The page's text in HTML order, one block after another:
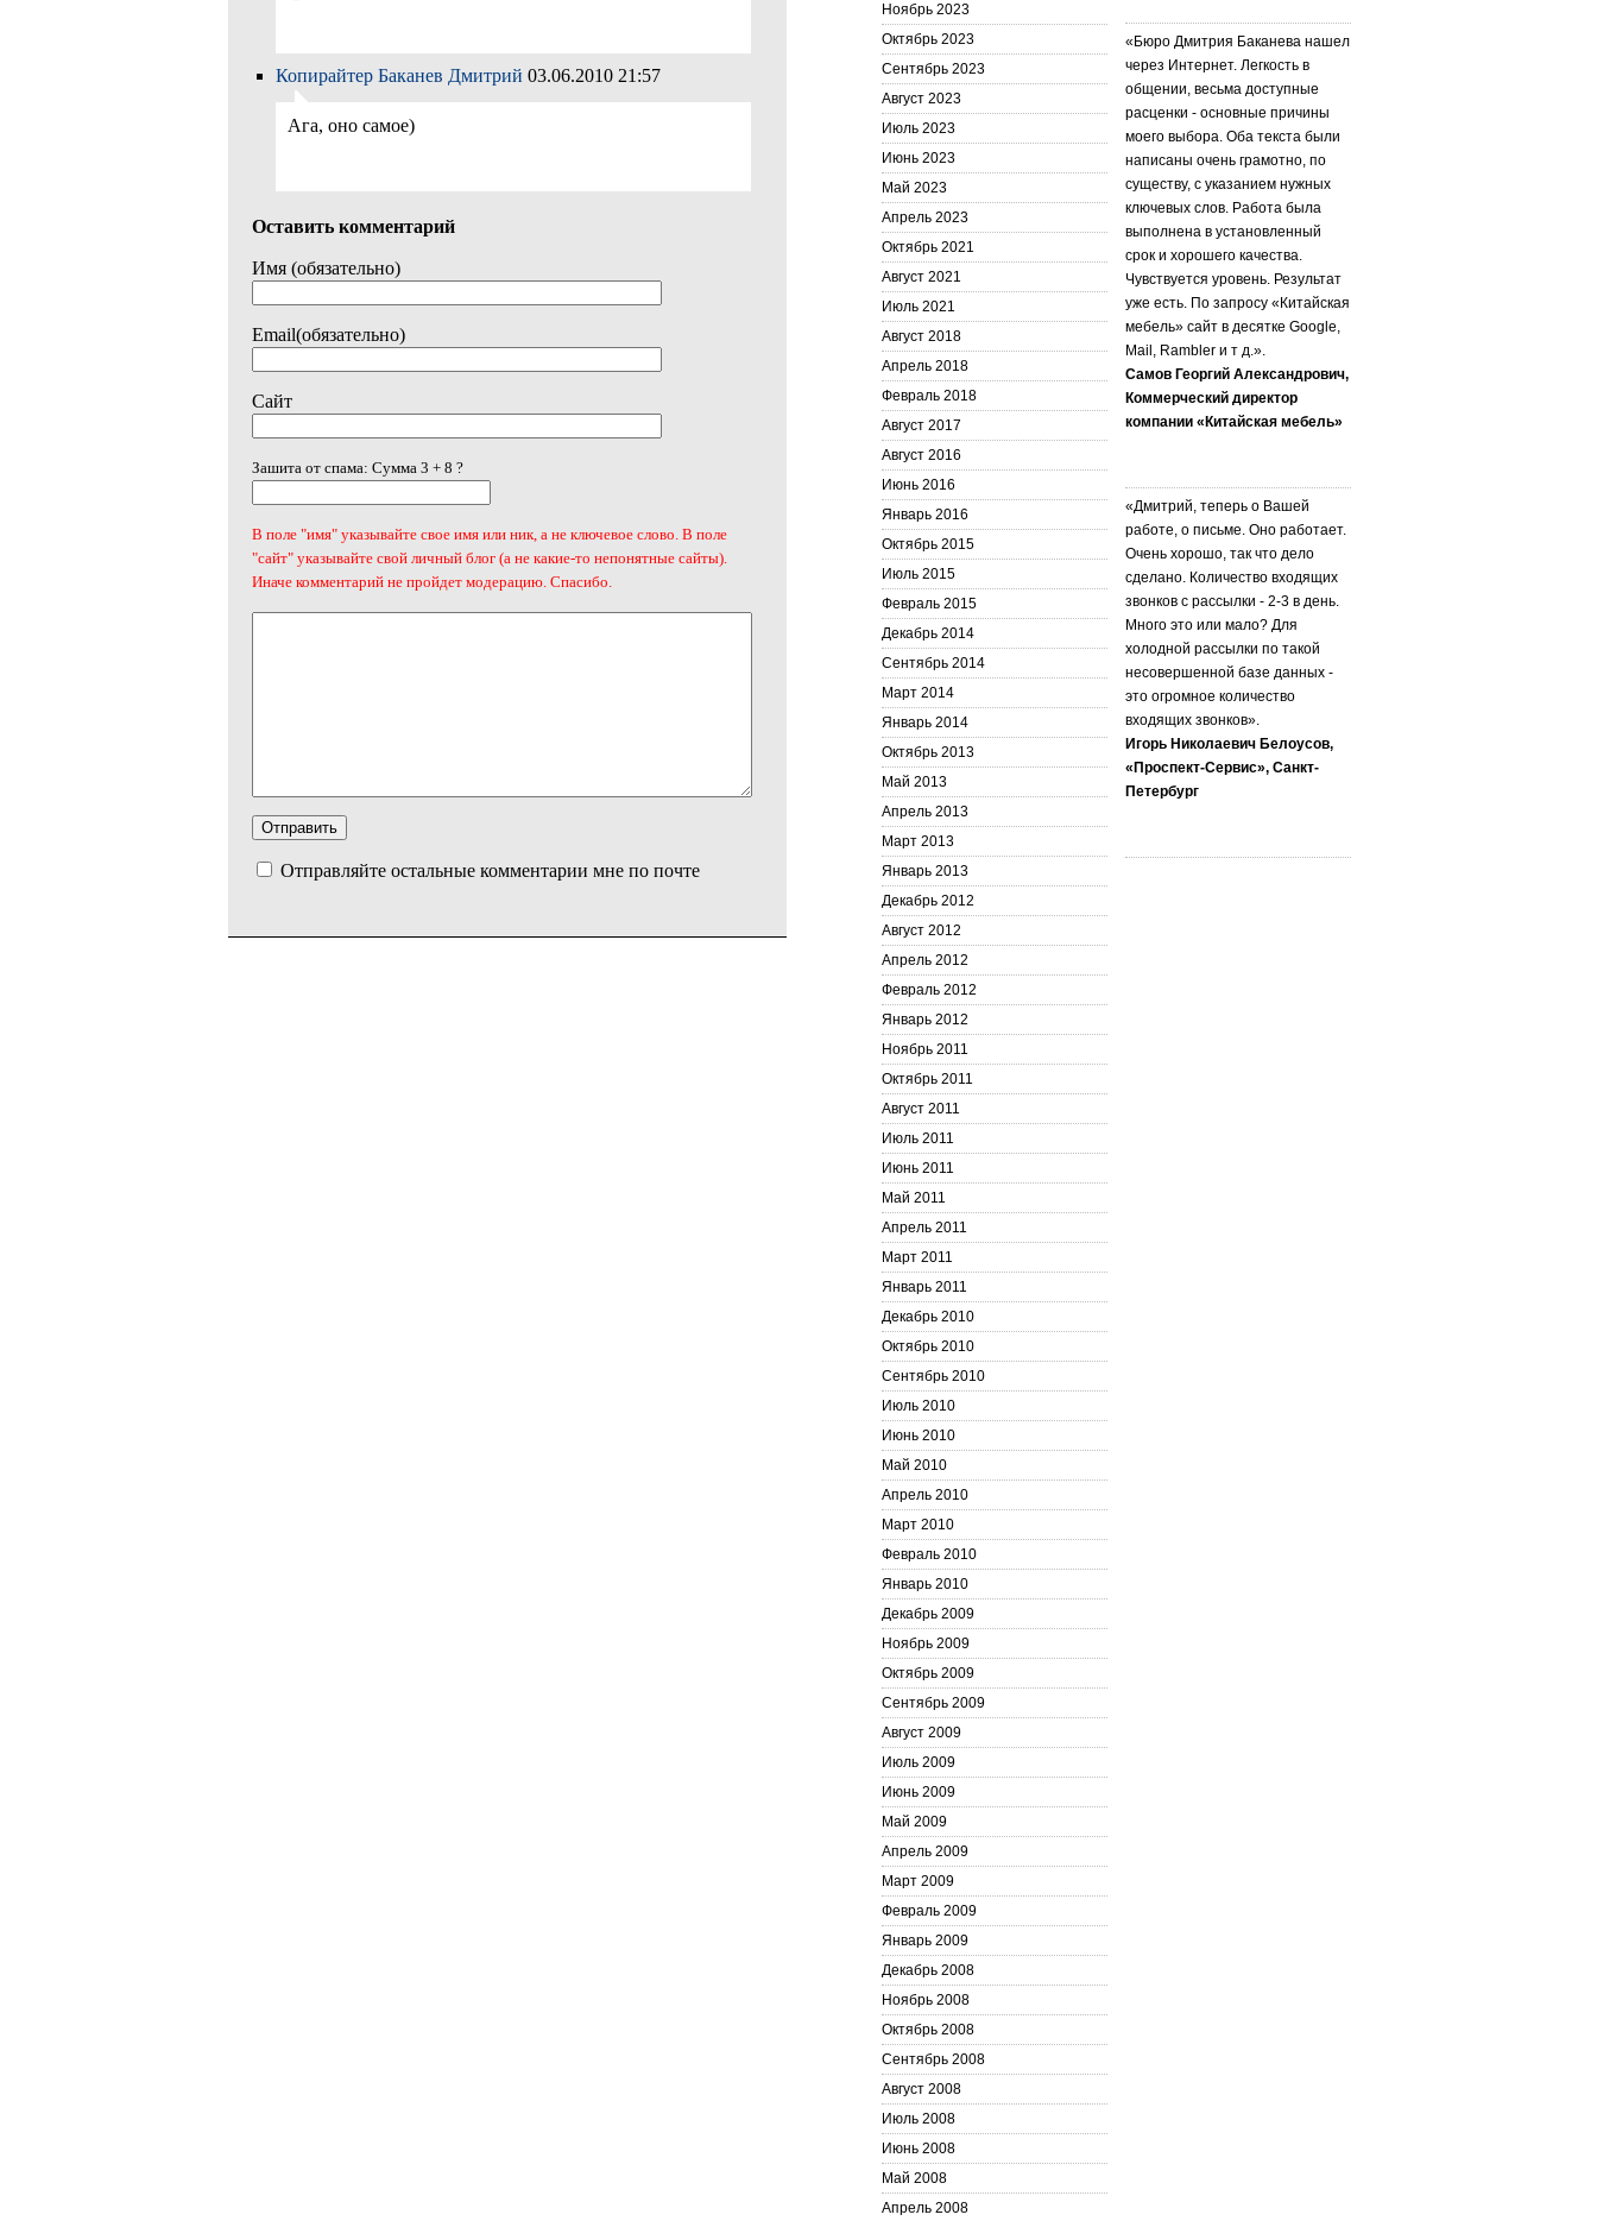
Копирайтер Баканев Дмитрий 03.06.2010 21:57
Ага, оно самое)
Оставить комментарий
Имя (обязательно)
Email(обязательно)
Сайт
Зашита от спама: Сумма 3 + 8 ?
В поле "имя" указывайте свое имя или ник, а не ключевое слово. В поле
"сайт" указывайте свой личный блог (а не какие-то непонятные сайты).
Иначе комментарий не пройдет модерацию. Спасибо.
Отправляйте остальные комментарии мне по почте
Ноябрь 2023
Октябрь 2023
Сентябрь 2023
Август 2023
Июль 2023
Июнь 2023
Май 2023
Апрель 2023
Октябрь 2021
Август 2021
Июль 2021
Август 2018
Апрель 2018
Февраль 2018
Август 2017
Август 2016
Июнь 2016
Январь 2016
Октябрь 2015
Июль 2015
Февраль 2015
Декабрь 2014
Сентябрь 2014
Март 2014
Январь 2014
Октябрь 2013
Май 2013
Апрель 2013
Март 2013
Январь 2013
Декабрь 2012
Август 2012
Апрель 2012
Февраль 2012
Январь 2012
Ноябрь 2011
Октябрь 2011
Август 2011
Июль 2011
Июнь 2011
Май 2011
Апрель 2011
Март 2011
Январь 2011
Декабрь 2010
Октябрь 2010
Сентябрь 2010
Июль 2010
Июнь 2010
Май 2010
Апрель 2010
Март 2010
Февраль 2010
Январь 2010
Декабрь 2009
Ноябрь 2009
Октябрь 2009
Сентябрь 2009
Август 2009
Июль 2009
Июнь 2009
Май 2009
Апрель 2009
Март 2009
Февраль 2009
Январь 2009
Декабрь 2008
Ноябрь 2008
Октябрь 2008
Сентябрь 2008
Август 2008
Июль 2008
Июнь 2008
Май 2008
Апрель 2008
«Бюро Дмитрия Баканева нашел
через Интернет. Легкость в
общении, весьма доступные
расценки - основные причины
моего выбора. Оба текста были
написаны очень грамотно, по
существу, с указанием нужных
ключевых слов. Работа была
выполнена в установленный
срок и хорошего качества.
Чувствуется уровень. Результат
уже есть. По запросу «Китайская
мебель» сайт в десятке Google,
Mail, Rambler и т д.».
Самов Георгий Александрович,
Коммерческий директор
компании «Китайская мебель»
«Дмитрий, теперь о Вашей
работе, о письме. Оно работает.
Очень хорошо, так что дело
сделано. Количество входящих
звонков с рассылки - 2-3 в день.
Много это или мало? Для
холодной рассылки по такой
несовершенной базе данных -
это огромное количество
входящих звонков».
Игорь Николаевич Белоусов,
«Проспект-Сервис», Санкт-
Петербург